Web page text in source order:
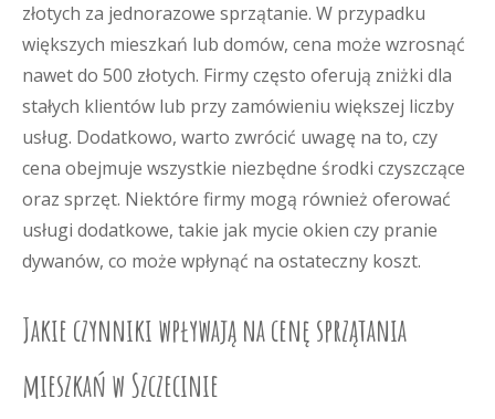
złotych za jednorazowe sprzątanie. W przypadku
większych mieszkań lub domów, cena może wzrosnąć
nawet do 500 złotych. Firmy często oferują zniżki dla
stałych klientów lub przy zamówieniu większej liczby
usług. Dodatkowo, warto zwrócić uwagę na to, czy
cena obejmuje wszystkie niezbędne środki czyszczące
oraz sprzęt. Niektóre firmy mogą również oferować
usługi dodatkowe, takie jak mycie okien czy pranie
dywanów, co może wpłynąć na ostateczny koszt.
Jakie czynniki wpływają na cenę sprzątania
mieszkań w Szczecinie